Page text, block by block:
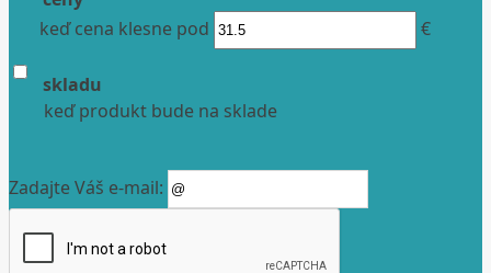
keď cena klesne pod
€
skladu
keď produkt bude na sklade
Zadajte Váš e-mail: